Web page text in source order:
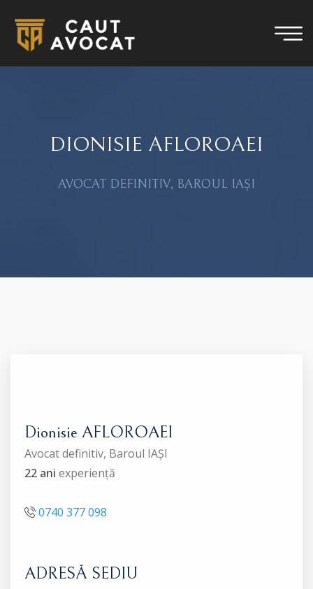
DIONISIE AFLOROAEI
AVOCAT DEFINITIV, BAROUL IAȘI
Dionisie AFLOROAEI
Avocat definitiv, Baroul IAȘI
22 ani experiență
0740 377 098
ADRESĂ SEDIU